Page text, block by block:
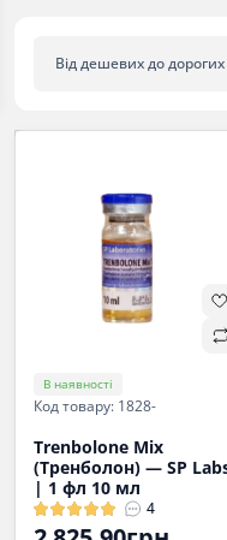
В наявності
Код товару: 1828-
Trenbolone Mix
(Тренболон) — SP
| 1 фл 10 мл
4